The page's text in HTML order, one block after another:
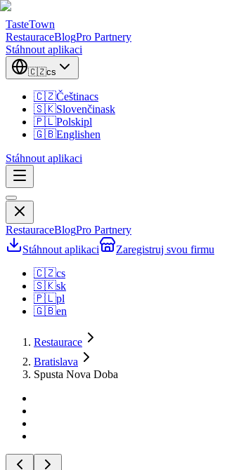
TasteTown
RestauraceBlogPro Partnery
Stáhnout aplikaci
🇨🇿cs
🇨🇿Češtinacs
🇸🇰Slovenčinask
🇵🇱Polskipl
🇬🇧Englishen
Stáhnout aplikaci
RestauraceBlogPro Partnery
Stáhnout aplikaci
Zaregistruj svou firmu
🇨🇿cs
🇸🇰sk
🇵🇱pl
🇬🇧en
Restaurace
Bratislava
Spusta Nova Doba